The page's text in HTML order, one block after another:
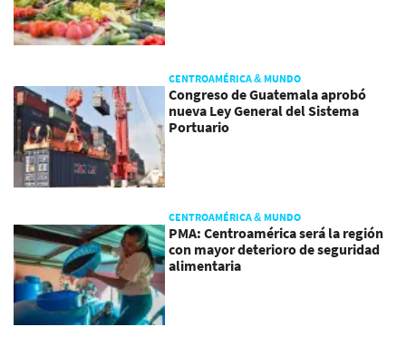
CENTROAMÉRICA & MUNDO
Congreso de Guatemala aprobó
nueva Ley General del Sistema
Portuario
CENTROAMÉRICA & MUNDO
PMA: Centroamérica será la región
con mayor deterioro de seguridad
alimentaria